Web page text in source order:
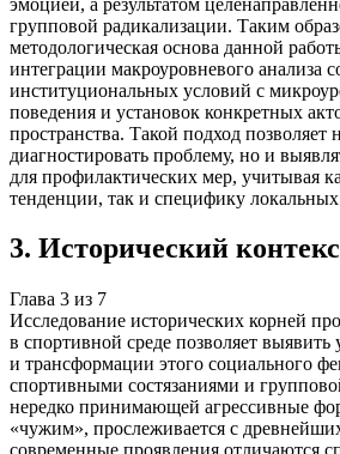
групповой радикализации. Таким
методологическая основа данной
интеграции макроуровневого анализа
институциональных условий с
поведения и установок конкретных
пространства. Такой подход позволяет
диагностировать проблему, но и
для профилактических мер, учитывая
тенденции, так и специфику локальных
3. Исторический
Глава 3 из 7
Исследование исторических корней
в спортивной среде позволяет
и трансформации этого социального
спортивными состязаниями и
нередко принимающей агрессивные
«чужим», прослеживается с